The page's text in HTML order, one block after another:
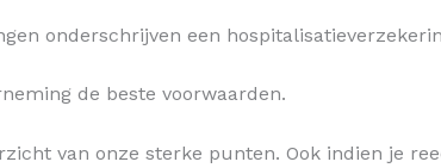
onderschrijven een
de beste voorwaarden.
van onze sterke punten. Ook indien je